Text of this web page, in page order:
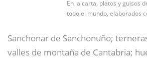
En la carta, platos y guisos
todo el mundo, elaborados
Sanchonar de Sanchonuño;
valles de montaña de Cantabria;